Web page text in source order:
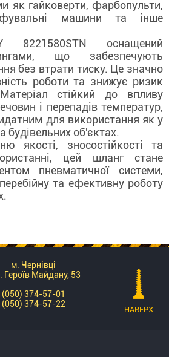
як гайковерти, фарбопульти,
машини та інше
8221580STN оснащений
що забезпечують
без втрати тиску. Це значно
роботи та знижує ризик
стійкий до впливу
і перепадів температур,
для використання як у
будівельних об'єктах.
якості, зносостійкості та
цей шланг стане
пневматичної системи,
та ефективну роботу
м. Чернівці
Героїв Майдану, 53
(050) 374-57-01
(050) 374-57-22
НАВЕРХ